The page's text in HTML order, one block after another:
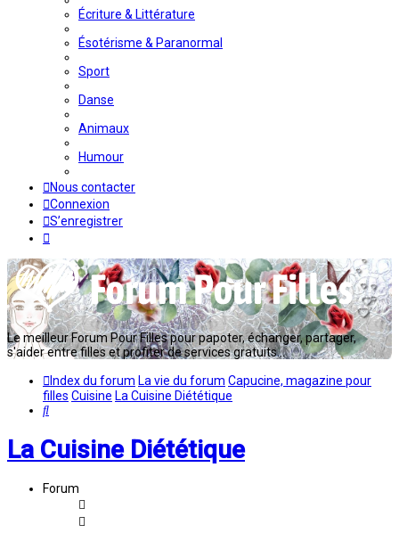
Écriture & Littérature
Ésotérisme & Paranormal
Sport
Danse
Animaux
Humour
Nous contacter
Connexion
S’enregistrer
Le meilleur Forum Pour Filles pour papoter, échanger, partager,
s'aider entre filles et profiter de services gratuits...
Index du forum La vie du forum Capucine, magazine pour
filles Cuisine La Cuisine Diététique
Rechercher
La Cuisine Diététique
Forum